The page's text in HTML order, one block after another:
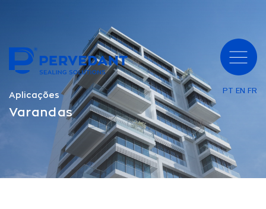
PT EN FR
Aplicações
Varandas